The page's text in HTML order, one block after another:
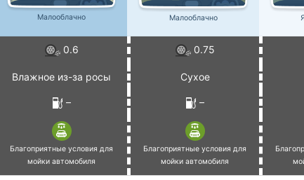
Малооблачно Малооблачно
0.6 0.75
Влажное из-за росы Сухое
– –
Благоприятные условия для
мойки автомобиля
Благоприятные условия для
мойки автомобиля